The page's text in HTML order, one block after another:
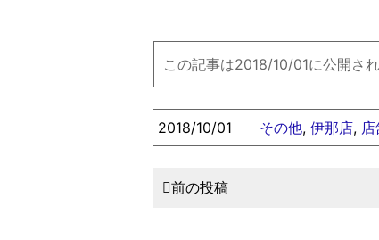
この記事は2018/10/01に公開さ
2018/10/01 その他, 伊那店,
前の投稿